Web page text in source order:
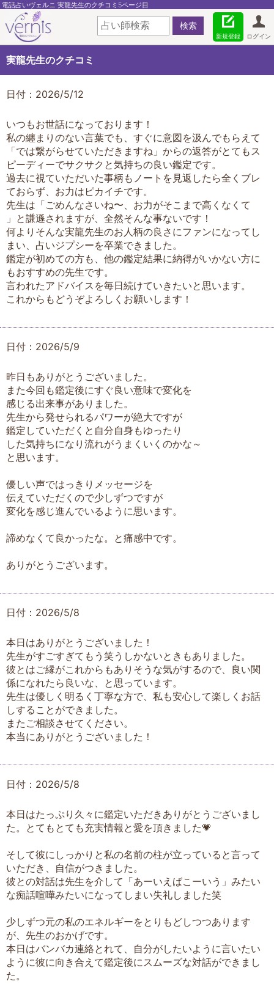
電話占いヴェルニ 実龍先生のクチコミ5ページ目
ログイン
新規登録
実龍先生のクチコミ
日付：2026/5/12
いつもお世話になっております！
私の纏まりのない言葉でも、すぐに意図を汲んでもらえて
「では繋がらせていただきますね」からの返答がとてもス
ピーディーでサクサクと気持ちの良い鑑定です。
過去に視ていただいた事柄もノートを見返したら全くブレ
ておらず、お力はピカイチです。
先生は「ごめんなさいね〜、お力がそこまで高くなくて
」と謙遜されますが、全然そんな事ないです！
何よりそんな実龍先生のお人柄の良さにファンになってし
まい、占いジプシーを卒業できました。
鑑定が初めての方も、他の鑑定結果に納得がいかない方に
もおすすめの先生です。
言われたアドバイスを毎日続けていきたいと思います。
これからもどうぞよろしくお願いします！
日付：2026/5/9
昨日もありがとうございました。
また今回も鑑定後にすぐ良い意味で変化を
感じる出来事がありました。
先生から発せられるパワーが絶大ですが
鑑定していただくと自分自身もゆったり
した気持ちになり流れがうまくいくのかな～
と思います。
優しい声ではっきりメッセージを
伝えていただくので少しずつですが
変化を感じ進んでいるように思います。
諦めなくて良かったな。と痛感中です。
ありがとうございます。
日付：2026/5/8
本日はありがとうございました！
先生がすごすぎてもう笑うしかないときもありました。
彼とはご縁がこれからもありそうな気がするので、良い関
係になれたら良いな、と思っています。
先生は優しく明るく丁寧な方で、私も安心して楽しくお話
しすることができました。
またご相談させてください。
本当にありがとうございました！
日付：2026/5/8
本日はたっぷり久々に鑑定いただきありがとうございまし
た。とてもとても充実情報と愛を頂きました💗
そして彼にしっかりと私の名前の柱が立っていると言って
いただき、自信がつきました。
彼との対話は先生を介して「あーいえばこーいう」みたい
な痴話喧嘩みたいになってしまい失礼しました笑
少しずつ元の私のエネルギーをとりもどしつつあります
が、先生のおかげです。
本日はバンバカ連絡とれて、自分がしたいように言いたい
ように彼に向き合えて鑑定後にスムーズな対話ができまし
た。